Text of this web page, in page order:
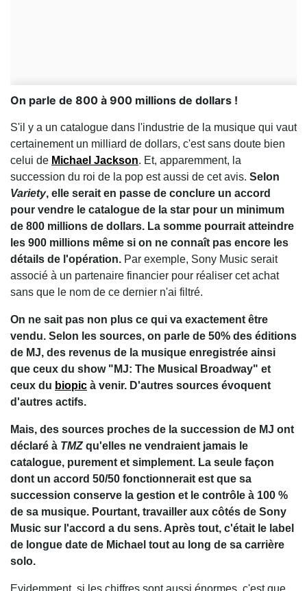
On parle de 800 à 900 millions de dollars !
S'il y a un catalogue dans l'industrie de la musique qui vaut
certainement un milliard de dollars, c'est sans doute bien
celui de Michael Jackson. Et, apparemment, la
succession du roi de la pop est aussi de cet avis. Selon
Variety, elle serait en passe de conclure un accord
pour vendre le catalogue de la star pour un minimum
de 800 millions de dollars. La somme pourrait atteindre
les 900 millions même si on ne connaît pas encore les
détails de l'opération. Par exemple, Sony Music serait
associé à un partenaire financier pour réaliser cet achat
sans que le nom de ce dernier n'ai filtré.
On ne sait pas non plus ce qui va exactement être
vendu. Selon les sources, on parle de 50% des éditions
de MJ, des revenus de la musique enregistrée ainsi
que ceux du show "MJ: The Musical Broadway" et
ceux du biopic à venir. D'autres sources évoquent
d'autres actifs.
Mais, des sources proches de la succession de MJ ont
déclaré à TMZqu'elles ne vendraient jamais le
catalogue, purement et simplement. La seule façon
dont un accord 50/50 fonctionnerait est que sa
succession conserve la gestion et le contrôle à 100 %
de sa musique. Pourtant, travailler aux côtés de Sony
Music sur l'accord a du sens. Après tout, c'était le label
de longue date de Michael tout au long de sa carrière
solo.